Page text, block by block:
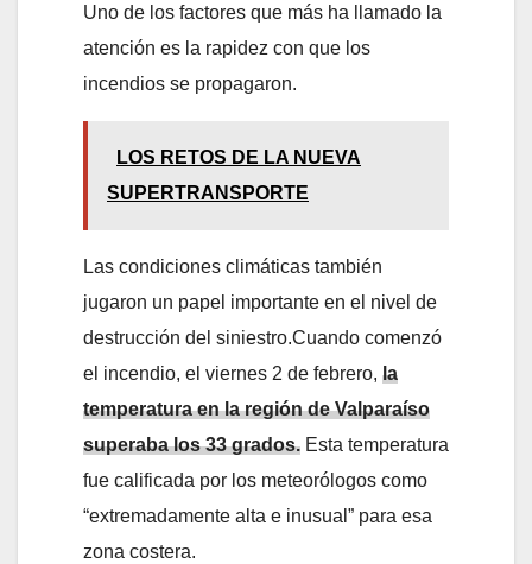
Uno de los factores que más ha llamado la
atención es la rapidez con que los
incendios se propagaron.
LOS RETOS DE LA NUEVA
SUPERTRANSPORTE
Las condiciones climáticas también
jugaron un papel importante en el nivel de
destrucción del siniestro.Cuando comenzó
el incendio, el viernes 2 de febrero, la
temperatura en la región de Valparaíso
superaba los 33 grados. Esta temperatura
fue calificada por los meteorólogos como
“extremadamente alta e inusual” para esa
zona costera.